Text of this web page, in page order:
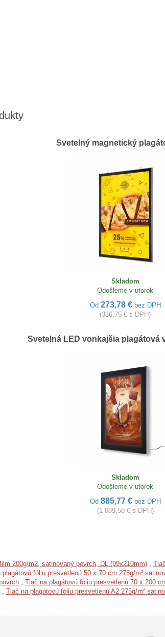
Svetelný magnetický
Skladom
Odošleme v utorok
Od 273,78 € bez DPH
(336,75 € s DPH)
Svetelná LED vonkajšia plagátová
Skladom
Odošleme v utorok
Od 885,77 € bez DPH
(1 089,50 € s DPH)
200g/m2, satinovaný povrch, DL (99x210mm) ,
plagátovú fóliu presvetlenú 50 x 70 cm 275g/m²
, Tlač na plagátovú fóliu presvetlenú 70 x 200
, Tlač na plagátovú fóliu presvetlenú A2 275g/m²